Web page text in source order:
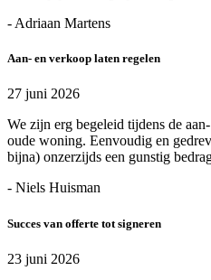
- Adriaan Martens
Aan- en verkoop laten regelen
27 juni 2026
We zijn erg begeleid tijdens de
oude woning. Eenvoudig en
bijna) onzerzijds een gunstig
- Niels Huisman
Succes van offerte tot signeren
23 juni 2026